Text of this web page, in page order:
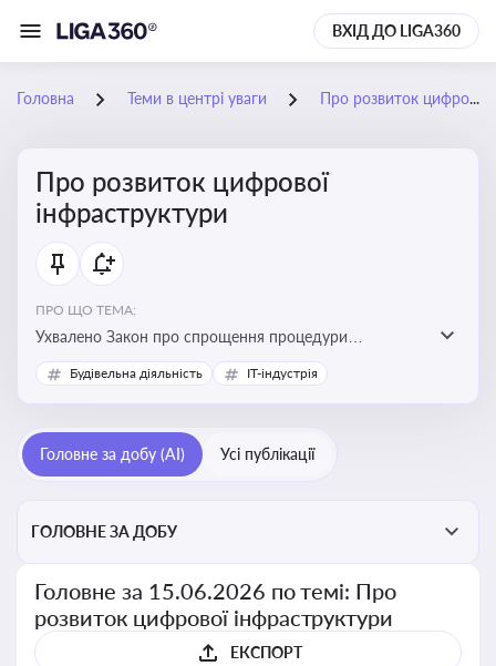
ВХІД ДО LIGA360
Головна Теми в центрі уваги Про розвиток цифрової інфраструктури
Про розвиток цифрової
інфраструктури
ПРО ЩО ТЕМА:
Ухвалено Закон про спрощення процедури
відведення земельних ділянок для розвитку цифрової
інфраструктури
Будівельна діяльність IT-індустрія
Головне за добу (AI) Усі публікації
ГОЛОВНЕ ЗА ДОБУ
Головне за 15.06.2026 по темі: Про
розвиток цифрової інфраструктури
ЕКСПОРТ